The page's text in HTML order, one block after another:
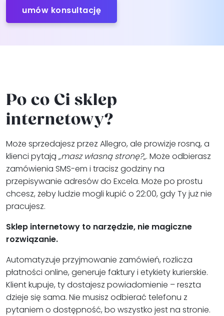
umów konsultację
Po co Ci sklep
internetowy?
Może sprzedajesz przez Allegro, ale prowizje rosną, a
klienci pytają „masz własną stronę?„. Może odbierasz
zamówienia SMS-em i tracisz godziny na
przepisywanie adresów do Excela. Może po prostu
chcesz, żeby ludzie mogli kupić o 22:00, gdy Ty już nie
pracujesz.
Sklep internetowy to narzędzie, nie magiczne
rozwiązanie.
Automatyzuje przyjmowanie zamówień, rozlicza
płatności online, generuje faktury i etykiety kurierskie.
Klient kupuje, ty dostajesz powiadomienie – reszta
dzieje się sama. Nie musisz odbierać telefonu z
pytaniem o dostępność, bo wszystko jest na stronie.